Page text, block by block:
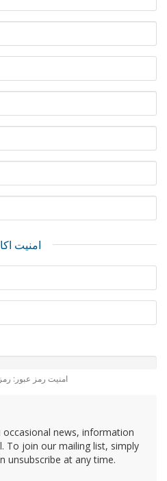
امنیت
امنیت رمز عبور:
news, information
To join our mailing list, simply
unsubscribe at any time.